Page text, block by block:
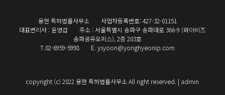
용현 특허법률사무소
사업자등록번호: 427-32-01151
대표변리사 : 윤영섭
주소 : 서울특별시 송파구 송파대로 366-9 (와이비즈
송파공유오피스), 2층 203호
T.02-6959-5998
E. ysyoon@yonghyeonip.com
copyright (c) 2022 용현 특허법률사무소 All right reserved. | admin